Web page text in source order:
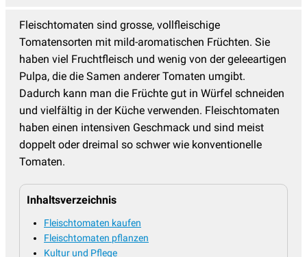
Fleischtomaten sind grosse, vollfleischige
Tomatensorten mit mild-aromatischen Früchten. Sie
haben viel Fruchtfleisch und wenig von der geleeartigen
Pulpa, die die Samen anderer Tomaten umgibt.
Dadurch kann man die Früchte gut in Würfel schneiden
und vielfältig in der Küche verwenden. Fleischtomaten
haben einen intensiven Geschmack und sind meist
doppelt oder dreimal so schwer wie konventionelle
Tomaten.
Inhaltsverzeichnis
Fleischtomaten kaufen
Fleischtomaten pflanzen
Kultur und Pflege